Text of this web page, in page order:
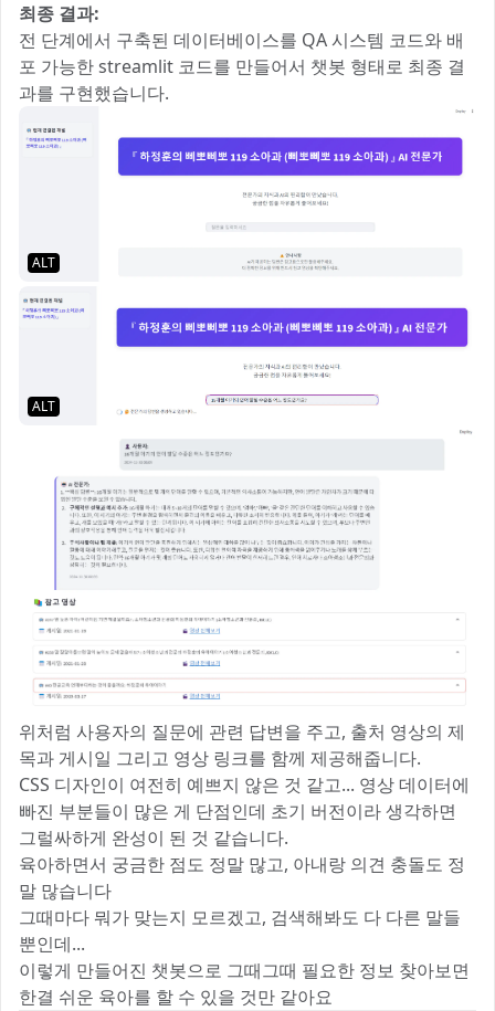
최종 결과:
전 단계에서 구축된 데이터베이스를 QA 시스템 코드와 배
포 가능한 streamlit 코드를 만들어서 챗봇 형태로 최종 결
과를 구현했습니다.
ALT
ALT
위처럼 사용자의 질문에 관련 답변을 주고, 출처 영상의 제
목과 게시일 그리고 영상 링크를 함께 제공해줍니다.
CSS 디자인이 여전히 예쁘지 않은 것 같고... 영상 데이터에
빠진 부분들이 많은 게 단점인데 초기 버전이라 생각하면
그럴싸하게 완성이 된 것 같습니다.
육아하면서 궁금한 점도 정말 많고, 아내랑 의견 충돌도 정
말 많습니다 😭😭😭😭😭
그때마다 뭐가 맞는지 모르겠고, 검색해봐도 다 다른 말들
뿐인데...
이렇게 만들어진 챗봇으로 그때그때 필요한 정보 찾아보면
한결 쉬운 육아를 할 수 있을 것만 같아요 😀